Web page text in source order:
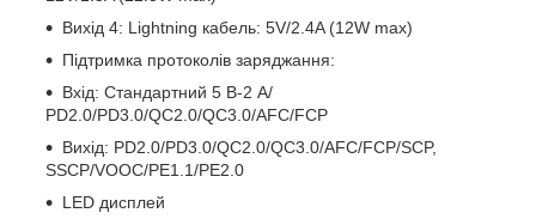
Вихід 4: Lightning кабель: 5V/2.4A (12W max)
Підтримка протоколів заряджання:
Вхід: Стандартний 5 В-2 А/
PD2.0/PD3.0/QC2.0/QC3.0/AFC/FCP
Вихід: PD2.0/PD3.0/QC2.0/QC3.0/AFC/FCP/SCP,
SSCP/VOOC/PE1.1/PE2.0
LED дисплей